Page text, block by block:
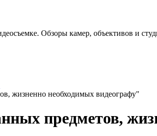
Обзоры камер, объективов и
жизненно необходимых видеографу"
предметов,